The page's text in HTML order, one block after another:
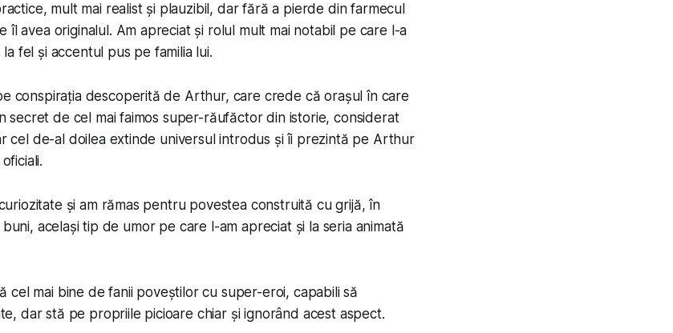
mult mai realist și plauzibil, dar fără a pierde din farmecul
îl avea originalul. Am apreciat și rolul mult mai notabil pe care l-a
fel și accentul pus pe familia lui.
conspirația descoperită de Arthur, care crede că orașul în care
secret de cel mai faimos super-răufăctor din istorie, considerat
cel de-al doilea extinde universul introdus și îi prezintă pe Arthur
și am rămas pentru povestea construită cu grijă, în
același tip de umor pe care l-am apreciat și la seria animată
cel mai bine de fanii poveștilor cu super-eroi, capabili să
dar stă pe propriile picioare chiar și ignorând acest aspect.